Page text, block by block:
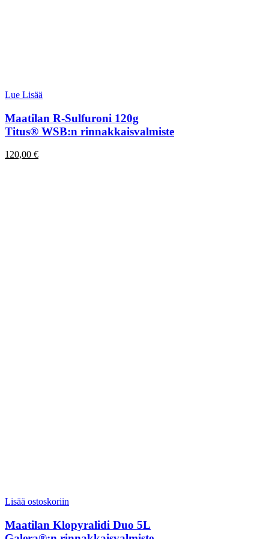
Lue Lisää
Maatilan R-Sulfuroni 120g
Titus® WSB:n rinnakkaisvalmiste
120,00 €
Lisää ostoskoriin
Maatilan Klopyralidi Duo 5L